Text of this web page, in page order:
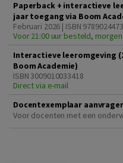
Paperback + interactieve
jaar toegang via Boom
Februari 2026 | ISBN
Voor 21:00 uur besteld, morgen
Interactieve leeromgeving
Boom Academie)
ISBN 3009010033418
Direct via e-mail
Docentexemplaar
Voor docenten met een